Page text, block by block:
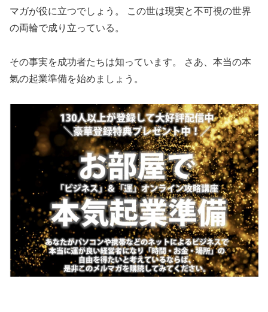
マガが役に立つでしょう。 この世は現実と不可視の世界
の両輪で成り立っている。
その事実を成功者たちは知っています。 さあ、本当の本
氣の起業準備を始めましょう。